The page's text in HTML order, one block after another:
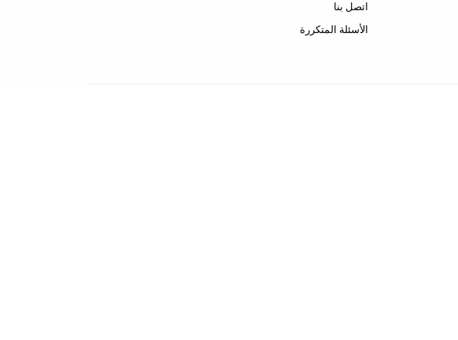
اتصل بنا
الأسئلة المتكررة